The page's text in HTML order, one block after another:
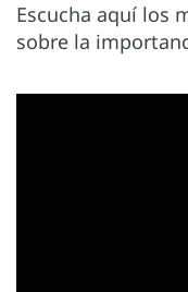
Escucha aquí los
sobre la